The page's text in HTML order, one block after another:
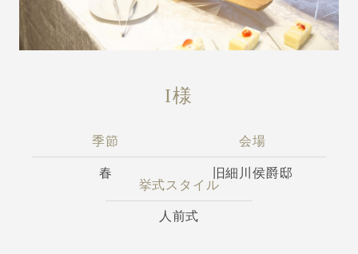
I様
季節
春
会場
旧細川侯爵邸
挙式スタイル
人前式